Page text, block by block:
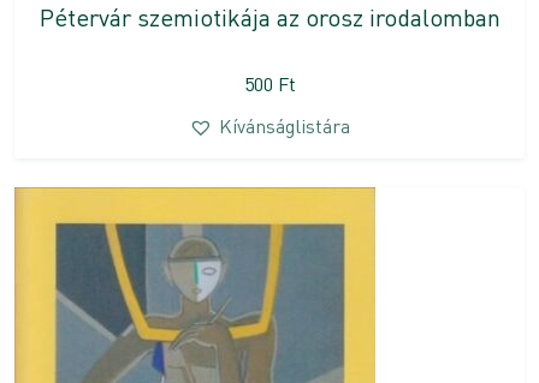
Pétervár szemiotikája az orosz irodalomban
500 Ft
Kívánságlistára